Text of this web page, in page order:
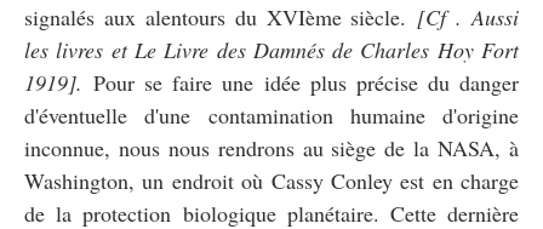
signalés aux alentours du XVIème siècle. [Cf . Aussi
les livres et Le Livre des Damnés de Charles Hoy Fort
1919]. Pour se faire une idée plus précise du danger
d'éventuelle d'une contamination humaine d'origine
inconnue, nous nous rendrons au siège de la NASA, à
Washington, un endroit où Cassy Conley est en charge
de la protection biologique planétaire. Cette dernière